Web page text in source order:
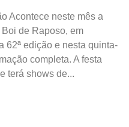
Acontece neste mês a
de Raposo, em
62ª edição e nesta quinta-
completa. A festa
terá shows de...